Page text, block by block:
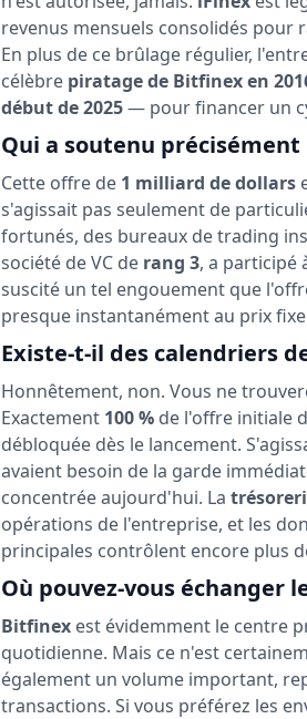
revenus mensuels consolidés pour
En plus de ce brûlage régulier,
célèbre piratage de Bitfinex en
début de 2025— pour financer un
Qui a soutenu
Cette offre de 1 milliard de dollars
s'agissait pas seulement de
fortunés, des bureaux de trading
société de VC de rang 3, a participé
suscité un tel engouement que
presque instantanément au prix
Existe-t-il des calendriers
Honnêtement, non. Vous ne
Exactement 100 % de l'offre initiale
débloquée dès le lancement.
avaient besoin de la garde
concentrée aujourd'hui. La
opérations de l'entreprise, et les
principales contrôlent encore plus
Où pouvez-vous échanger
Bitfinex est évidemment le centre
quotidienne. Mais ce n'est
également un volume important,
transactions. Si vous préférez les